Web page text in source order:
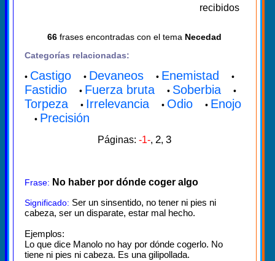
recibidos
66frases encontradas con el tema Necedad
Categorías relacionadas:
• Castigo • Devaneos • Enemistad •
Fastidio • Fuerza bruta • Soberbia •
Torpeza • Irrelevancia • Odio • Enojo
• Precisión
Páginas: -1-, 2, 3
Frase: No haber por dónde coger algo
Significado: Ser un sinsentido, no tener ni pies ni
cabeza, ser un disparate, estar mal hecho.
Ejemplos:
Lo que dice Manolo no hay por dónde cogerlo. No
tiene ni pies ni cabeza. Es una gilipollada.